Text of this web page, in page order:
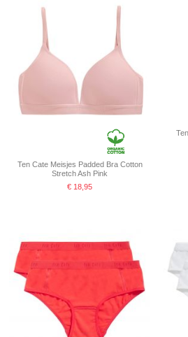
Ten Cate Meisjes Padded Bra Cotton
Stretch Ash Pink
€ 18,95